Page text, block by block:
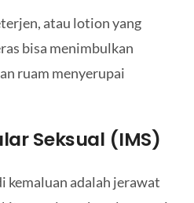
atau lotion yang
bisa menimbulkan
ruam menyerupai
Seksual (IMS)
kemaluan adalah jerawat